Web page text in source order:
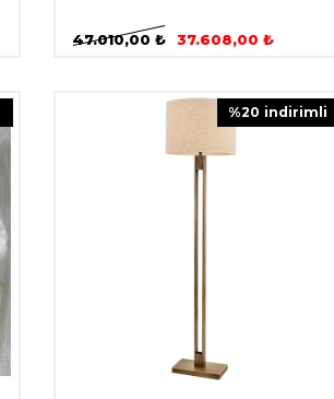
47.010,00 ₺ 37.608,00 ₺
%20 i̇ndirimli